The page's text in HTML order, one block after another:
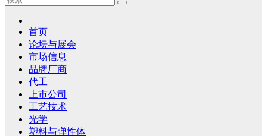
首页
论坛与展会
市场信息
品牌厂商
代工
上市公司
工艺技术
光学
塑料与弹性体